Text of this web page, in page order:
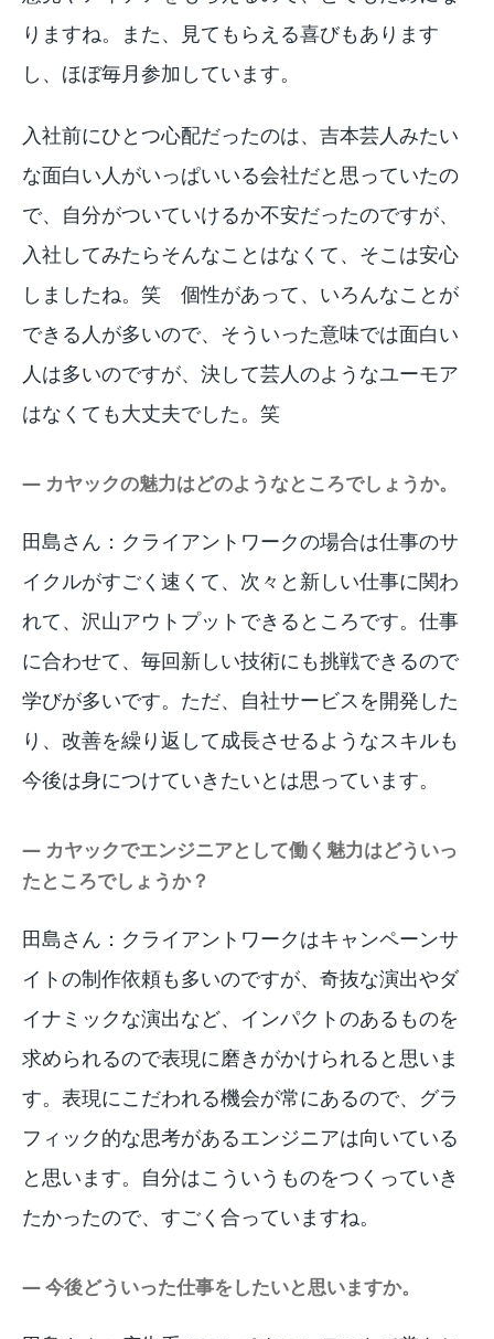
りますね。また、見てもらえる喜びもあります
し、ほぼ毎月参加しています。
入社前にひとつ心配だったのは、吉本芸人みたい
な面白い人がいっぱいいる会社だと思っていたの
で、自分がついていけるか不安だったのですが、
入社してみたらそんなことはなくて、そこは安心
しましたね。笑 個性があって、いろんなことが
できる人が多いので、そういった意味では面白い
人は多いのですが、決して芸人のようなユーモア
はなくても大丈夫でした。笑
― カヤックの魅力はどのようなところでしょうか。
田島さん：クライアントワークの場合は仕事のサ
イクルがすごく速くて、次々と新しい仕事に関わ
れて、沢山アウトプットできるところです。仕事
に合わせて、毎回新しい技術にも挑戦できるので
学びが多いです。ただ、自社サービスを開発した
り、改善を繰り返して成長させるようなスキルも
今後は身につけていきたいとは思っています。
― カヤックでエンジニアとして働く魅力はどういっ
たところでしょうか？
田島さん：クライアントワークはキャンペーンサ
イトの制作依頼も多いのですが、奇抜な演出やダ
イナミックな演出など、インパクトのあるものを
求められるので表現に磨きがかけられると思いま
す。表現にこだわれる機会が常にあるので、グラ
フィック的な思考があるエンジニアは向いている
と思います。自分はこういうものをつくっていき
たかったので、すごく合っていますね。
― 今後どういった仕事をしたいと思いますか。